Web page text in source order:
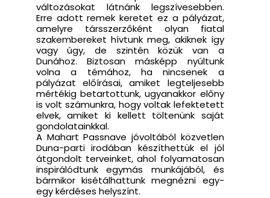
változásokat látnánk legszívesebben.
Erre adott remek keretet ez a pályázat,
amelyre társszerzőként olyan fiatal
szakembereket hívtunk meg, akiknek így
vagy úgy, de szintén közük van a
Dunához. Biztosan másképp nyúltunk
volna a témához, ha nincsenek a
pályázat előírásai, amiket legteljesebb
mértékig betartottunk, ugyanakkor előny
is volt számunkra, hogy voltak lefektetett
elvek, amiket ki kellett töltenünk saját
gondolatainkkal.
A Mahart Passnave jóvoltából közvetlen
Duna-parti irodában készíthettük el jól
átgondolt terveinket, ahol folyamatosan
inspirálódtunk egymás munkájából, és
bármikor kisétálhattunk megnézni egy-
egy kérdéses helyszínt.